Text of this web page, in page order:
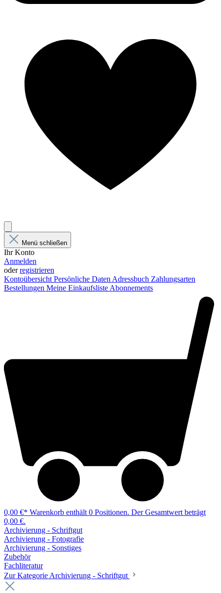
Menü schließen
Ihr Konto
Anmelden
oderregistrieren
Kontoübersicht Persönliche Daten Adressbuch Zahlungsarten
Bestellungen Meine Einkaufsliste Abonnements
0,00 €* Warenkorb enthält 0 Positionen. Der Gesamtwert beträgt
0,00 €.
Archivierung - Schriftgut
Archivierung - Fotografie
Archivierung - Sonstiges
Zubehör
Fachliteratur
Zur Kategorie Archivierung - Schriftgut